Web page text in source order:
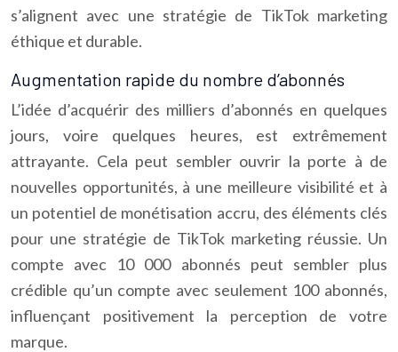
s’alignent avec une stratégie de TikTok marketing
éthique et durable.
Augmentation rapide du nombre d’abonnés
L’idée d’acquérir des milliers d’abonnés en quelques
jours, voire quelques heures, est extrêmement
attrayante. Cela peut sembler ouvrir la porte à de
nouvelles opportunités, à une meilleure visibilité et à
un potentiel de monétisation accru, des éléments clés
pour une stratégie de TikTok marketing réussie. Un
compte avec 10 000 abonnés peut sembler plus
crédible qu’un compte avec seulement 100 abonnés,
influençant positivement la perception de votre
marque.